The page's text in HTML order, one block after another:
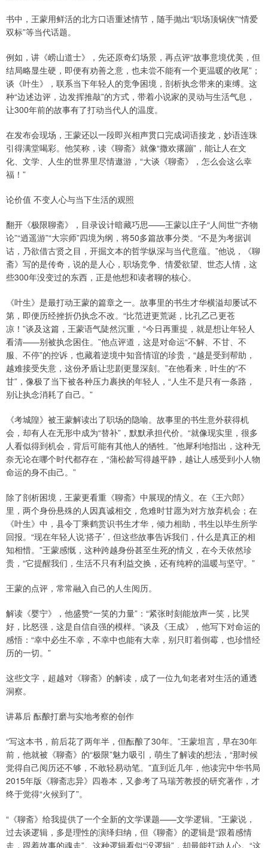
书中，王蒙用鲜活的北方口语重述情节，随手抛出“职场顶锅侠”“情爱
双标”等当代话题。
例如，讲《崂山道士》，先还原奇幻场景，再点评“故事意境优美，但
结局略显生硬，即便有劝善之意，也未尝不能有一个更温暖的收尾”；
谈《叶生》，联系当下年轻人的竞争困境，剖析执念带来的束缚。这
种“边述边评，边发挥推敲”的方式，带着小说家的灵动与生活气息，
让300年前的故事有了打动当代人的温度。
在发布会现场，王蒙还以一段即兴相声贯口完成词语接龙，妙语连珠
引得满堂喝彩。他笑称，读《聊斋》就像“撒欢撂蹦”，能让人在文
化、文学、人生的世界里尽情遨游，“大谈《聊斋》，怎么会这么幸
福！”
论价值 不变人心与当下生活的观照
翻开《极限聊斋》，目录设计暗藏巧思——王蒙以庄子“人间世”“齐物
论”“逍遥游”“大宗师”四境为纲，将50多篇故事分类。“不是为考据训
诂，乃欲借古贤之目，开掘文本的哲学纵深与当代意蕴。”他说，《聊
斋》写的是传奇，说的是人心，职场竞争、情爱欲望、世态人情，这
些300年没变过的东西，正是他想和读者聊的核心。
《叶生》是最打动王蒙的篇章之一。故事里的书生才华横溢却屡试不
第，即便历经挫折仍执念不改。“比范进更荒诞，比孔乙己更苍
凉！”谈及这篇，王蒙语气陡然沉重，“今日再重提，就是想让年轻人
看清——别被执念困住。”他点评道，这是对命运“不解、不甘、不
服、不停”的控诉，也藏着逆境中知音情谊的珍贵，“越是受到帮助，
越难接受失意，这份矛盾让悲剧更显深刻。”在他看来，叶生的“不
甘”，像极了当下被各种压力裹挟的年轻人，“人生不是只有一条路，
别让执念消耗了自己。”
《考城隍》被王蒙解读出了职场的隐喻。故事里的书生意外获得机
会，却有人在无形中成为“替补”，默默承担代价。“就像现实里，很多
人看似得到机会，背后可能有其他人的牺牲。”他犀利地指出，这种无
奈无论在哪个时代都存在，“蒲松龄写得越平静，越让人感受到小人物
命运的身不由己。”
除了剖析困境，王蒙更看重《聊斋》中展现的情义。在《王六郎》
里，两个身份悬殊的人因真诚相交，危难时甘愿为对方放弃机会；在
《叶生》中，县令丁乘鹤赏识书生才华，倾力相助，书生以毕生所学
回报。“现在年轻人说‘搭子’，但这些故事告诉我们，什么是真正的相
知相惜。”王蒙感慨，这种跨越身份甚至生死的情义，在今天依然珍
贵，“它提醒我们，生活不只有利益交换，还有纯粹的温暖与坚守。”
王蒙的点评，常常融入自己的人生阅历。
解读《婴宁》，他盛赞“一笑的力量”：“紧张时刻能放声一笑，比哭
好，比怒强，这是自信自强的模样。”谈及《王成》，他写下对命运的
感悟：“幸中必生不幸，不幸中也能有大幸，别只盯着倒霉，也珍惜经
历的一切。”
这些文字，超越对《聊斋》的解读，成了一位九旬老者对生活的通透
洞察。
讲幕后 酝酿打磨与实地考察的创作
“写这本书，前后花了两年半，但酝酿了30年。”王蒙坦言，早在30年
前，他就被《聊斋》的“极限”魅力吸引，萌生了解读的想法，“那时候
觉得自己阅历还不够，不敢轻易动笔。”直到近几年，他读完中华书局
2015年版《聊斋志异》四卷本，又参考了马瑞芳教授的研究著作，才
终于觉得“火候到了”。
“《聊斋》给我提供了一个全新的文学课题——文学逻辑。”王蒙说，
过去谈逻辑，多是理性的演绎归纳，但《聊斋》的逻辑是“跟着感情
走，跟着故事的魂走”。这种逻辑看似“没逻辑”，却最能打动人心。“这